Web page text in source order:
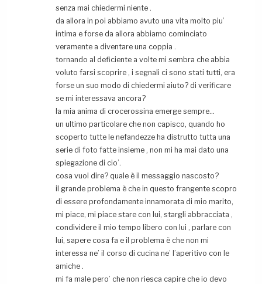
senza mai chiedermi niente .
da allora in poi abbiamo avuto una vita molto piu’
intima e forse da allora abbiamo cominciato
veramente a diventare una coppia .
tornando al deficiente a volte mi sembra che abbia
voluto farsi scoprire , i segnali ci sono stati tutti, era
forse un suo modo di chiedermi aiuto? di verificare
se mi interessava ancora?
la mia anima di crocerossina emerge sempre…
un ultimo particolare che non capisco, quando ho
scoperto tutte le nefandezze ha distrutto tutta una
serie di foto fatte insieme , non mi ha mai dato una
spiegazione di cio’.
cosa vuol dire? quale è il messaggio nascosto?
il grande problema è che in questo frangente scopro
di essere profondamente innamorata di mio marito,
mi piace, mi piace stare con lui, stargli abbracciata ,
condividere il mio tempo libero con lui , parlare con
lui, sapere cosa fa e il problema è che non mi
interessa ne’ il corso di cucina ne’ l’aperitivo con le
amiche .
mi fa male pero’ che non riesca capire che io devo